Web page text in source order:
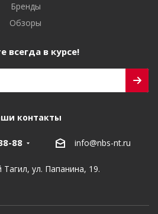
Бренды
Обзоры
всегда в курсе!
контакты
88 info@nbs-nt.ru
ул. Папанина, 19.